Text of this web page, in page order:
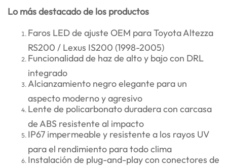
Lo más destacado de los productos
Faros LED de ajuste OEM para Toyota Altezza
RS200 / Lexus IS200 (1998-2005)
Funcionalidad de haz de alto y bajo con DRL
integrado
Alcianzamiento negro elegante para un
aspecto moderno y agresivo
Lente de policarbonato duradera con carcasa
de ABS resistente al impacto
IP67 impermeable y resistente a los rayos UV
para el rendimiento para todo clima
Instalación de plug-and-play con conectores de